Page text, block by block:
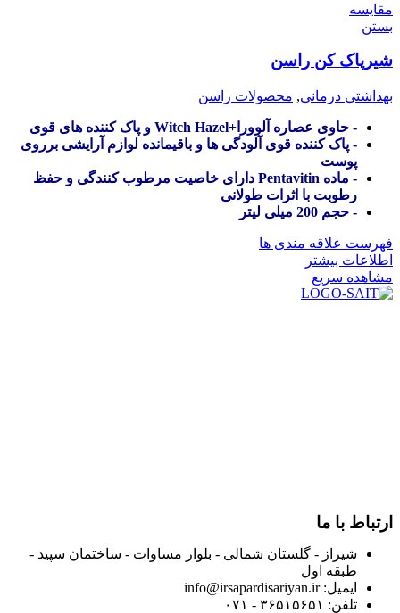
مقایسه
بستن
شیرپاک کن راسن
بهداشتی درمانی, محصولات راسن
- حاوی عصاره آلوورا+Witch Hazel و پاک کننده های قوی
- پاک کننده قوی آلودگی ها و باقیمانده لوازم آرایشی برروی
پوست
- ماده Pentavitin دارای خاصیت مرطوب کنندگی و حفظ
رطوبت با اثرات طولانی
- حجم 200 میلی لیتر
فهرست علاقه مندی ها
اطلاعات بیشتر
مشاهده سریع
ارتباط با ما
شیراز - گلستان شمالی - بلوار مساوات - ساختمان سپید -
طبقه اول
ایمیل: info@irsapardisariyan.ir
تلفن: ۳۶۵۱۵۶۵۱ - ۰۷۱